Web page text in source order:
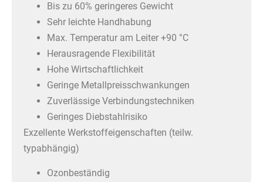
Bis zu 60% geringeres Gewicht
Sehr leichte Handhabung
Max. Temperatur am Leiter +90 °C
Herausragende Flexibilität
Hohe Wirtschaftlichkeit
Geringe Metallpreisschwankungen
Zuverlässige Verbindungstechniken
Geringes Diebstahlrisiko
Exzellente Werkstoffeigenschaften (teilw.
typabhängig)
Ozonbeständig